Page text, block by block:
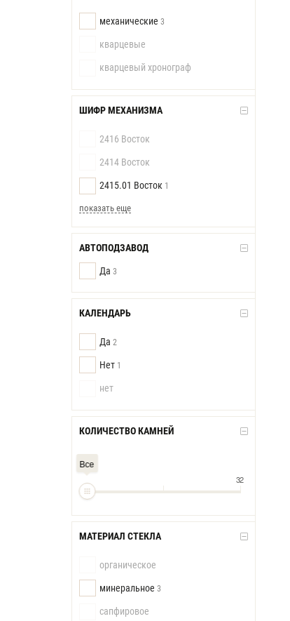
механические 3
кварцевые
кварцевый хронограф
ШИФР МЕХАНИЗМА
2416 Восток
2414 Восток
2415.01 Восток 1
показать еще
АВТОПОДЗАВОД
Да 3
КАЛЕНДАРЬ
Да 2
Нет 1
нет
КОЛИЧЕСТВО КАМНЕЙ
Все
32
МАТЕРИАЛ СТЕКЛА
органическое
минеральное 3
сапфировое